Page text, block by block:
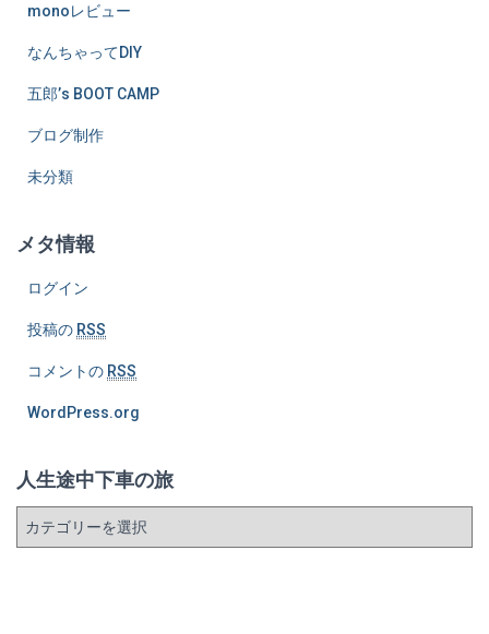
monoレビュー
なんちゃってDIY
五郎’s BOOT CAMP
ブログ制作
未分類
メタ情報
ログイン
投稿の RSS
コメントの RSS
WordPress.org
人生途中下車の旅